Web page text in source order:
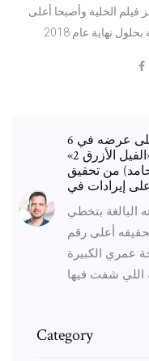
الخلية وأصبحا أعلى
6 أيلول (سبتمبر) 2019 بعد ستة أسابيع على عرضه في
دور السينما المصرية، يقترب فيلم «الفيل الأزرق 2»
من تحقيق
البالغة بتخطي
جنيه، وتحقيقه أعلى رقم
عمري الكبيرة
Category